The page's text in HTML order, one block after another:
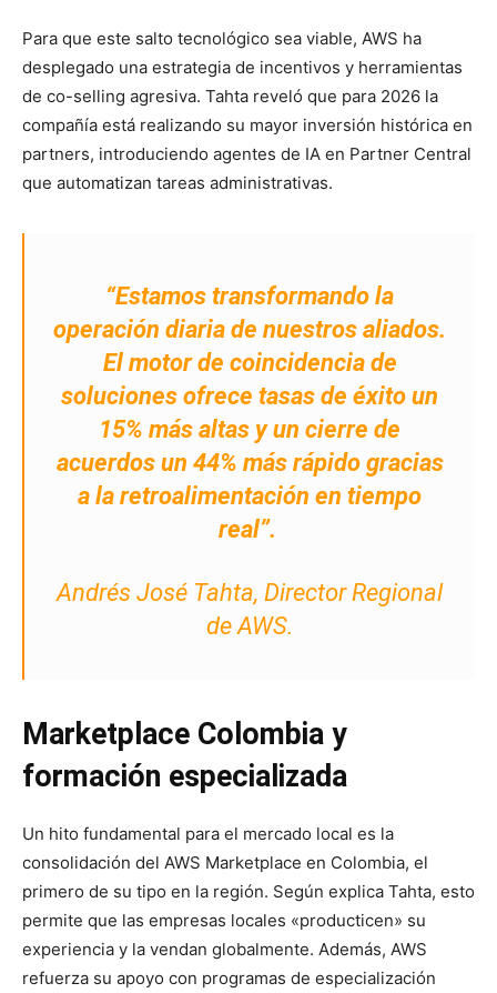
Para que este salto tecnológico sea viable, AWS ha
desplegado una estrategia de incentivos y herramientas
de co-selling agresiva. Tahta reveló que para 2026 la
compañía está realizando su mayor inversión histórica en
partners, introduciendo agentes de IA en Partner Central
que automatizan tareas administrativas.
“Estamos transformando la
operación diaria de nuestros aliados.
El motor de coincidencia de
soluciones ofrece tasas de éxito un
15% más altas y un cierre de
acuerdos un 44% más rápido gracias
a la retroalimentación en tiempo
real”.
Andrés José Tahta, Director Regional
de AWS.
Marketplace Colombia y
formación especializada
Un hito fundamental para el mercado local es la
consolidación del AWS Marketplace en Colombia, el
primero de su tipo en la región. Según explica Tahta, esto
permite que las empresas locales «producticen» su
experiencia y la vendan globalmente. Además, AWS
refuerza su apoyo con programas de especialización